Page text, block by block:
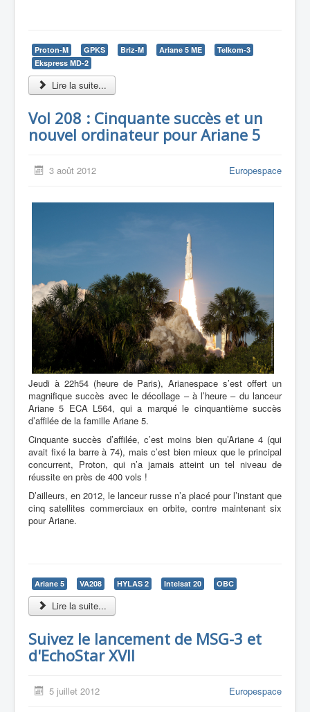
Proton-M GPKS Briz-M Ariane 5 ME
Telkom-3
Ekspress MD-2
Lire la suite...
Vol 208 : Cinquante succès et un
nouvel ordinateur pour Ariane 5
3 août 2012 Europespace
Jeudi à 22h54 (heure de Paris), Arianespace s’est offert un
magnifique succès avec le décollage – à l’heure – du lanceur
Ariane 5 ECA L564, qui a marqué le cinquantième succès
d’affilée de la famille Ariane 5.
Cinquante succès d’affilée, c’est moins bien qu’Ariane 4 (qui
avait fixé la barre à 74), mais c’est bien mieux que le principal
concurrent, Proton, qui n’a jamais atteint un tel niveau de
réussite en près de 400 vols !
D’ailleurs, en 2012, le lanceur russe n’a placé pour l’instant que
cinq satellites commerciaux en orbite, contre maintenant six
pour Ariane.
Ariane 5 VA208 HYLAS 2 Intelsat 20 OBC
Lire la suite...
Suivez le lancement de MSG-3 et
d'EchoStar XVII
5 juillet 2012 Europespace